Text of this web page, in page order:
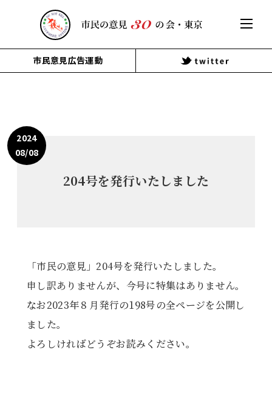
市民意見広告運動
204号を発行いたしました
2024
08/08
「市民の意見」204号を発行いたしました。
申し訳ありませんが、今号に特集はありません。
なお2023年８月発行の198号の全ページを公開し
ました。
よろしければどうぞお読みください。